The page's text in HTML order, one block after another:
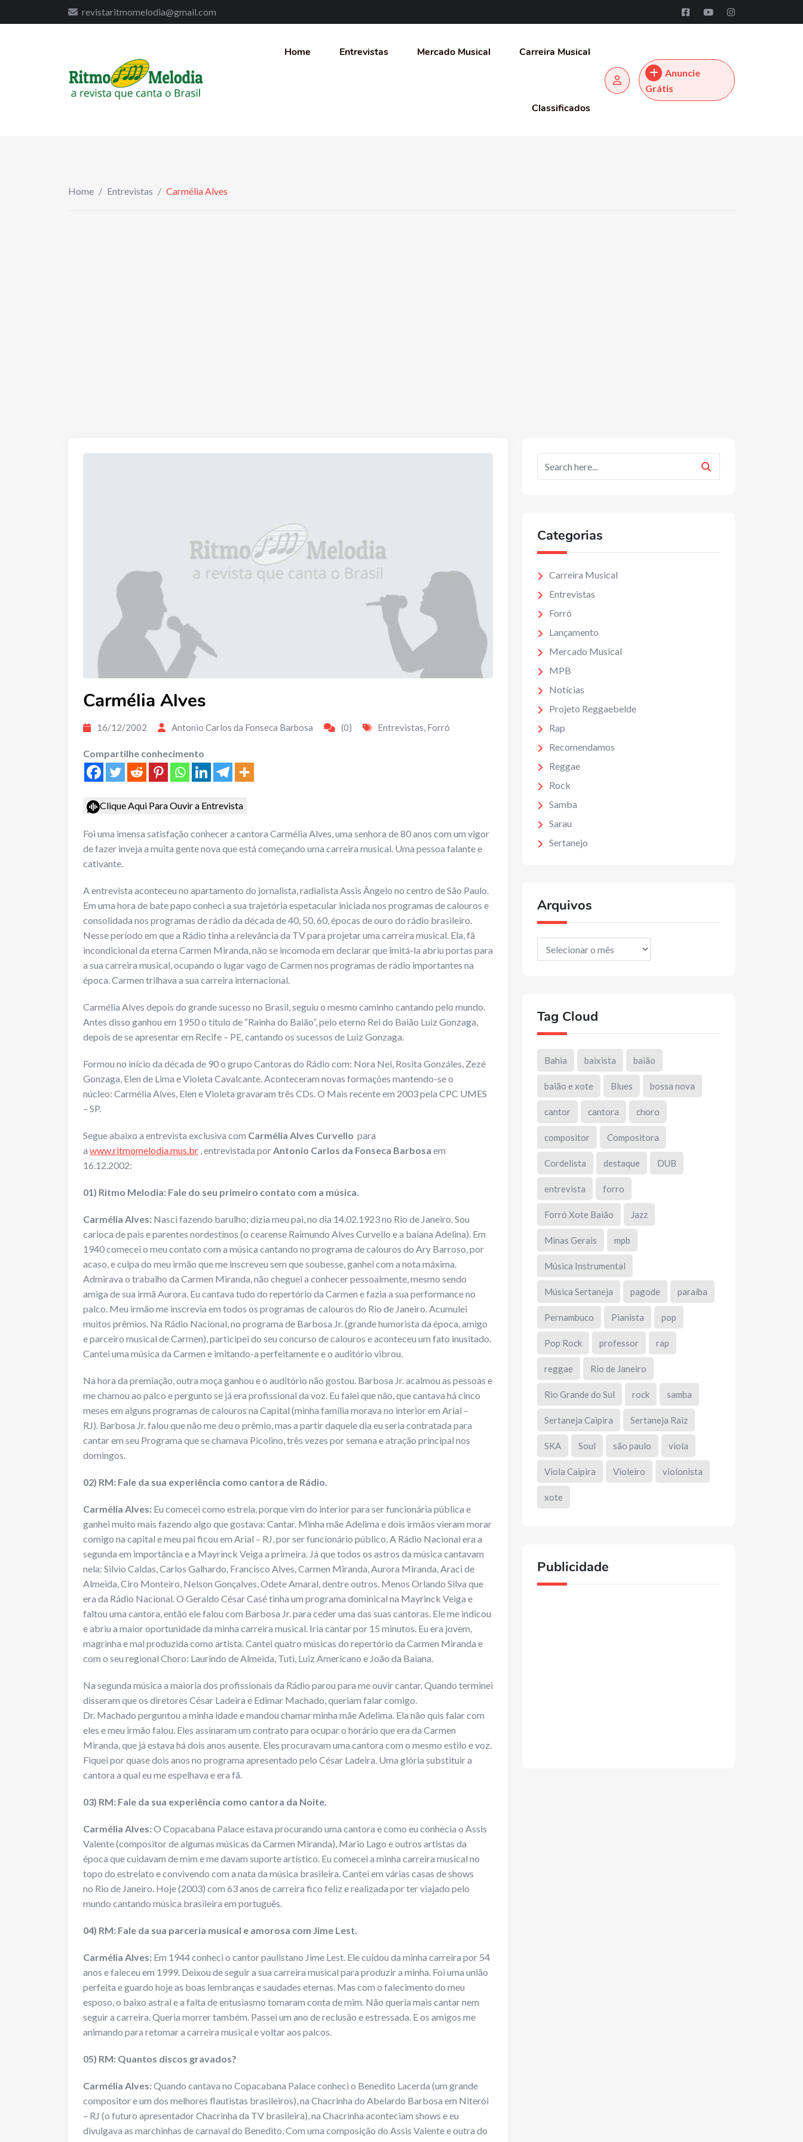
revistaritmomelodia@gmail.com
Home Entrevistas Mercado Musical Carreira Musical
Classificados
Anuncie
Grátis
Home / Entrevistas / Carmélia Alves
Carmélia Alves
16/12/2002 Antonio Carlos da Fonseca Barbosa (0) Entrevistas, Forró
Compartilhe conhecimento
Clique Aqui Para Ouvir a Entrevista
Foi uma imensa satisfação conhecer a cantora Carmélia Alves, uma senhora de 80 anos com um vigor
de fazer inveja a muita gente nova que está começando uma carreira musical. Uma pessoa falante e
cativante.
A entrevista aconteceu no apartamento do jornalista, radialista Assis Ângelo no centro de São Paulo.
Em uma hora de bate papo conheci a sua trajetória espetacular iniciada nos programas de calouros e
consolidada nos programas de rádio da década de 40, 50, 60, épocas de ouro do rádio brasileiro.
Nesse período em que a Rádio tinha a relevância da TV para projetar uma carreira musical. Ela, fã
incondicional da eterna Carmen Miranda, não se incomoda em declarar que imitá-la abriu portas para
a sua carreira musical, ocupando o lugar vago de Carmen nos programas de rádio importantes na
época. Carmen trilhava a sua carreira internacional.
Carmélia Alves depois do grande sucesso no Brasil, seguiu o mesmo caminho cantando pelo mundo.
Antes disso ganhou em 1950 o título de “Rainha do Baião”, pelo eterno Rei do Baião Luiz Gonzaga,
depois de se apresentar em Recife – PE, cantando os sucessos de Luiz Gonzaga.
Formou no início da década de 90 o grupo Cantoras do Rádio com: Nora Nei, Rosita Gonzáles, Zezé
Gonzaga, Elen de Lima e Violeta Cavalcante. Aconteceram novas formações mantendo-se o
núcleo: Carmélia Alves, Elen e Violeta gravaram três CDs. O Mais recente em 2003 pela CPC UMES
– SP.
Segue abaixo a entrevista exclusiva com Carmélia Alves Curvello para
a www.ritmomelodia.mus.br , entrevistada porAntonio Carlos da Fonseca Barbosa em
16.12.2002:
01) Ritmo Melodia: Fale do seu primeiro contato com a música.
Carmélia Alves: Nasci fazendo barulho; dizia meu pai, no dia 14.02.1923 no Rio de Janeiro. Sou
carioca de pais e parentes nordestinos (o cearense Raimundo Alves Curvello e a baiana Adelina). Em
1940 comecei o meu contato com a música cantando no programa de calouros do Ary Barroso, por
acaso, e culpa do meu irmão que me inscreveu sem que soubesse, ganhei com a nota máxima.
Admirava o trabalho da Carmen Miranda, não cheguei a conhecer pessoalmente, mesmo sendo
amiga de sua irmã Aurora. Eu cantava tudo do repertório da Carmen e fazia a sua performance no
palco. Meu irmão me inscrevia em todos os programas de calouros do Rio de Janeiro. Acumulei
muitos prêmios. Na Rádio Nacional, no programa de Barbosa Jr. (grande humorista da época, amigo
e parceiro musical de Carmen), participei do seu concurso de calouros e aconteceu um fato inusitado.
Cantei uma música da Carmen e imitando-a perfeitamente e o auditório vibrou.
Na hora da premiação, outra moça ganhou e o auditório não gostou. Barbosa Jr. acalmou as pessoas e
me chamou ao palco e pergunto se já era profissional da voz. Eu falei que não, que cantava há cinco
meses em alguns programas de calouros na Capital (minha família morava no interior em Arial –
RJ). Barbosa Jr. falou que não me deu o prêmio, mas a partir daquele dia eu seria contratada para
cantar em seu Programa que se chamava Picolino, três vezes por semana e atração principal nos
domingos.
02) RM: Fale da sua experiência como cantora de Rádio.
Carmélia Alves: Eu comecei como estrela, porque vim do interior para ser funcionária pública e
ganhei muito mais fazendo algo que gostava: Cantar. Minha mãe Adelima e dois irmãos vieram morar
comigo na capital e meu pai ficou em Arial – RJ, por ser funcionário público. A Rádio Nacional era a
segunda em importância e a Mayrinck Veiga a primeira. Já que todos os astros da música cantavam
nela: Silvio Caldas, Carlos Galhardo, Francisco Alves, Carmen Miranda, Aurora Miranda, Araci de
Almeida, Ciro Monteiro, Nelson Gonçalves, Odete Amaral, dentre outros. Menos Orlando Silva que
era da Rádio Nacional. O Geraldo César Casé tinha um programa dominical na Mayrinck Veiga e
faltou uma cantora, então ele falou com Barbosa Jr. para ceder uma das suas cantoras. Ele me indicou
e abriu a maior oportunidade da minha carreira musical. Iria cantar por 15 minutos. Eu era jovem,
magrinha e mal produzida como artista. Cantei quatro músicas do repertório da Carmen Miranda e
com o seu regional Choro: Laurindo de Almeida, Tuti, Luiz Americano e João da Baiana.
Na segunda música a maioria dos profissionais da Rádio parou para me ouvir cantar. Quando terminei
disseram que os diretores César Ladeira e Edimar Machado, queriam falar comigo.
Dr. Machado perguntou a minha idade e mandou chamar minha mãe Adelima. Ela não quis falar com
eles e meu irmão falou. Eles assinaram um contrato para ocupar o horário que era da Carmen
Miranda, que já estava há dois anos ausente. Eles procuravam uma cantora com o mesmo estilo e voz.
Fiquei por quase dois anos no programa apresentado pelo César Ladeira. Uma glória substituir a
cantora a qual eu me espelhava e era fã.
03) RM: Fale da sua experiência como cantora da Noite.
Carmélia Alves:O Copacabana Palace estava procurando uma cantora e como eu conhecia o Assis
Valente (compositor de algumas músicas da Carmen Miranda), Mario Lago e outros artistas da
época que cuidavam de mim e me davam suporte artístico. Eu comecei a minha carreira musical no
topo do estrelato e convivendo com a nata da música brasileira. Cantei em várias casas de shows
no Rio de Janeiro. Hoje (2003) com 63 anos de carreira fico feliz e realizada por ter viajado pelo
mundo cantando música brasileira em português.
04) RM: Fale da sua parceria musical e amorosa com Jime Lest.
Carmélia Alves: Em 1944 conheci o cantor paulistano Jime Lest. Ele cuidou da minha carreira por 54
anos e faleceu em 1999. Deixou de seguir a sua carreira musical para produzir a minha. Foi uma união
perfeita e guardo hoje as boas lembranças e saudades eternas. Mas com o falecimento do meu
esposo, o baixo astral e a falta de entusiasmo tomaram conta de mim. Não queria mais cantar nem
seguir a carreira. Queria morrer também. Passei um ano de reclusão e estressada. E os amigos me
animando para retomar a carreira musical e voltar aos palcos.
05) RM: Quantos discos gravados?
Carmélia Alves:Quando cantava no Copacabana Palace conheci o Benedito Lacerda (um grande
compositor e um dos melhores flautistas brasileiros), na Chacrinha do Abelardo Barbosa em Niterói
– RJ (o futuro apresentador Chacrinha da TV brasileira), na Chacrinha aconteciam shows e eu
divulgava as marchinhas de carnaval do Benedito. Com uma composição do Assis Valente e outra do
Categorias
Carreira Musical
Entrevistas
Forró
Lançamento
Mercado Musical
MPB
Notícias
Projeto Reggaebelde
Rap
Recomendamos
Reggae
Rock
Samba
Sarau
Sertanejo
Arquivos
Arquivos
Tag Cloud
Bahia baixista baião
baião e xote Blues bossa nova
cantor cantora choro
compositor Compositora
Cordelista destaque DUB
entrevista forro
Forró Xote Baião Jazz
Minas Gerais mpb
Música Instrumental
Música Sertaneja pagode paraíba
Pernambuco Pianista pop
Pop Rock professor rap
reggae Rio de Janeiro
Rio Grande do Sul rock samba
Sertaneja Caipira Sertaneja Raiz
SKA Soul são paulo viola
Viola Caipira Violeiro violonista
xote
Publicidade